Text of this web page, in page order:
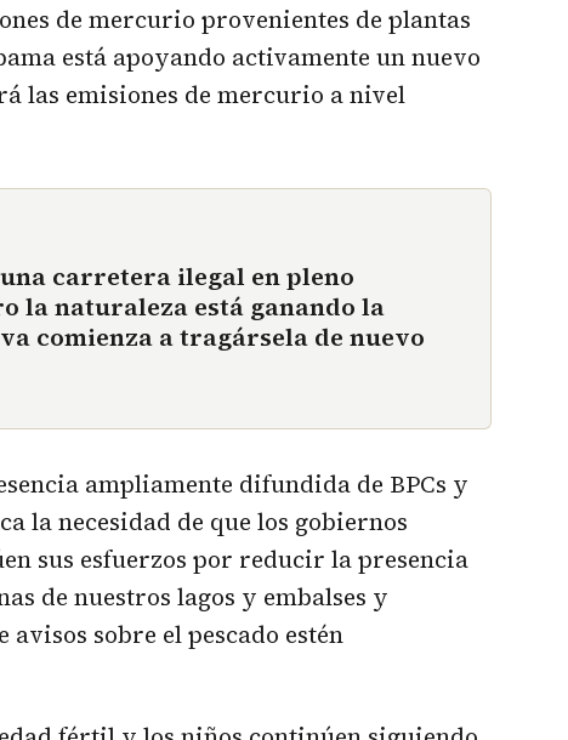
de mercurio provenientes de plantas
está apoyando activamente un nuevo
las emisiones de mercurio a nivel
carretera ilegal en pleno
la naturaleza está ganando la
comienza a tragársela de nuevo
ampliamente difundida de BPCs y
la necesidad de que los gobiernos
sus esfuerzos por reducir la presencia
de nuestros lagos y embalses y
sobre el pescado estén